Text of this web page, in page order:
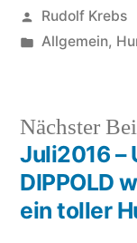
Veröffentlicht
von
Rudolf Krebs
Veröffentlicht
Allgemein,
Nächster
Juli2016 –
DIPPOLD
ein toller